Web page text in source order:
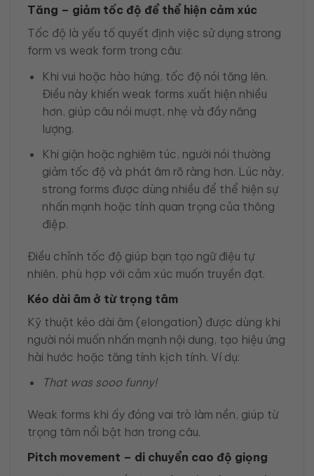
Tăng – giảm tốc độ để thể hiện cảm xúc
Tốc độ là yếu tố quyết định việc sử dụng strong
form vs weak form trong câu:
Khi vui hoặc hào hứng, tốc độ nói tăng lên.
Điều này khiến weak forms xuất hiện nhiều
hơn, giúp câu nói mượt, nhẹ và đầy năng
lượng.
Khi giận hoặc nghiêm túc, người nói thường
giảm tốc độ và phát âm rõ ràng hơn. Lúc này,
strong forms được dùng nhiều để thể hiện sự
nhấn mạnh hoặc tính quan trọng của thông
điệp.
Điều chỉnh tốc độ giúp bạn tạo ngữ điệu tự
nhiên, phù hợp với cảm xúc muốn truyền đạt.
Kéo dài âm ở từ trọng tâm
Kỹ thuật kéo dài âm (elongation) được dùng khi
người nói muốn nhấn mạnh nội dung, tạo hiệu ứng
hài hước hoặc tăng tính kịch tính. Ví dụ:
That was sooo funny!
Weak forms khi ấy đóng vai trò làm nền, giúp từ
trọng tâm nổi bật hơn trong câu.
Pitch movement – di chuyển cao độ giọng